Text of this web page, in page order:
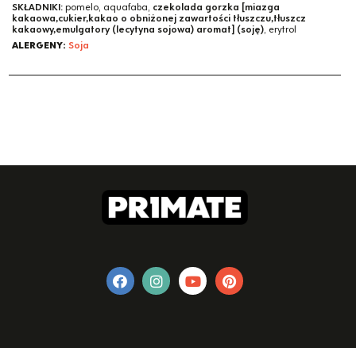
SKŁADNIKI: pomelo, aquafaba, czekolada gorzka [miazga
kakaowa,cukier,kakao o obniżonej zawartości tłuszczu,tłuszcz
kakaowy,emulgatory (lecytyna sojowa) aromat] (soję), erytrol
ALERGENY: Soja